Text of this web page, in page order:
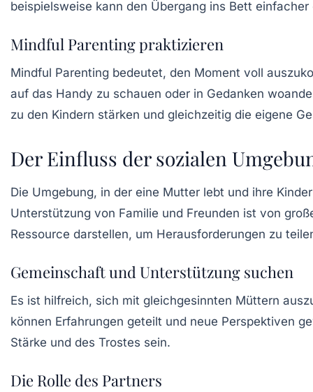
beispielsweise kann den Übergang ins Bett
Mindful Parenting praktizieren
Mindful Parenting bedeutet, den Moment voll
auf das Handy zu schauen oder in Gedanken
zu den Kindern stärken und gleichzeitig die eigene
Der Einfluss der sozialen
Die Umgebung, in der eine Mutter lebt und ihre
Unterstützung von Familie und Freunden ist von
Ressource darstellen, um Herausforderungen zu
Gemeinschaft und Unterstützung suchen
Es ist hilfreich, sich mit gleichgesinnten Müttern
können Erfahrungen geteilt und neue Perspektiven
Stärke und des Trostes sein.
Die Rolle des Partners